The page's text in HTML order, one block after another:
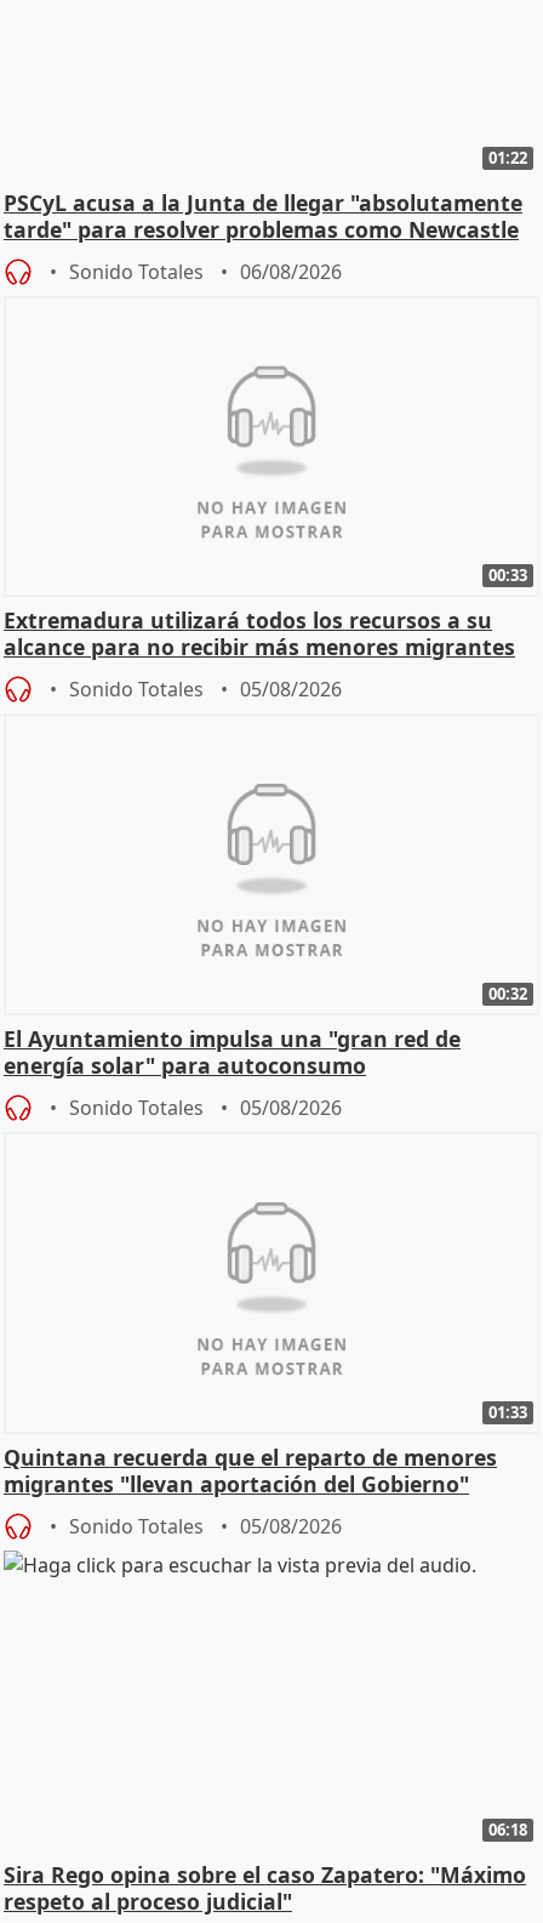
01:22
PSCyL acusa a la Junta de llegar "absolutamente
tarde" para resolver problemas como Newcastle
Sonido Totales 06/08/2026
00:33
Extremadura utilizará todos los recursos a su
alcance para no recibir más menores migrantes
Sonido Totales 05/08/2026
00:32
El Ayuntamiento impulsa una "gran red de
energía solar" para autoconsumo
Sonido Totales 05/08/2026
01:33
Quintana recuerda que el reparto de menores
migrantes "llevan aportación del Gobierno"
central
Sonido Totales 05/08/2026
06:18
Sira Rego opina sobre el caso Zapatero: "Máximo
respeto al proceso judicial"